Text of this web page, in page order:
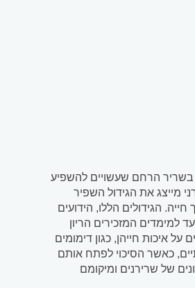
בשריר הרחם שעשויים להשפיע
מייצג את הגידול השפיר
הגידולים הללו, הידועים
למימדים המזכירים הריון
איכות חייהן, כגון דימומים
כאשר הסיכוי לפתח אותם
של שרירנים ומיקומם